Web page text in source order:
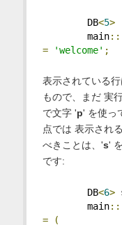
DB<5>
main
=
'welcome' ;
表示されている行
もので、まだ 実
で文字 'p' を使っ
点では 表示され
べきことは、's'
です:
DB<6>
main
=
(